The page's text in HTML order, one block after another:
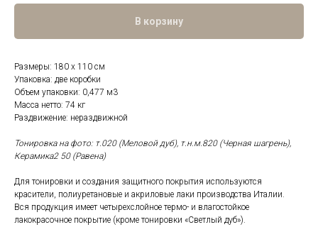
В корзину
Размеры: 180 х 110 см
Упаковка: две коробки
Объем упаковки: 0,477 м3
Масса нетто: 74 кг
Раздвижение: нераздвижной
Тонировка на фото: т.020 (Меловой дуб), т.н.м.820 (Черная шагрень),
Керамика2 50 (Равена)
Для тонировки и создания защитного покрытия используются
красители, полиуретановые и акриловые лаки производства Италии.
Вся продукция имеет четырехслойное термо- и влагостойкое
лакокрасочное покрытие (кроме тонировки «Светлый дуб»).